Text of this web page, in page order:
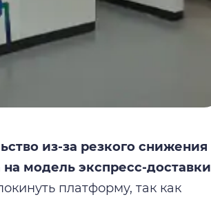
из-за резкого снижения
модель экспресс-доставки
платформу, так как